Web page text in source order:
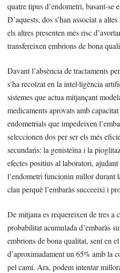
quatre tipus d’endometri, basant-se
D’aquests, dos s’han associat a
els altres presenten més risc
transfereixen embrions de bona
Davant l’absència de tractaments
s’ha recolzat en la intel·ligència
sistemes que actua mitjançant
medicaments aprovats amb
endometrials que impedeixen
seleccionen dos per ser els més
secundaris: la genisteïna i la
efectes positius al laboratori, ajudant
l’endometri funcionin millor durant
clau perquè l’embaràs succeeixi i
De mitjana es requereixen de tres a
probabilitat acumulada d’embaràs
embrions de bona qualitat, sent en
d’aproximadament un 65% amb la
pel camí. Ara, podem intentar